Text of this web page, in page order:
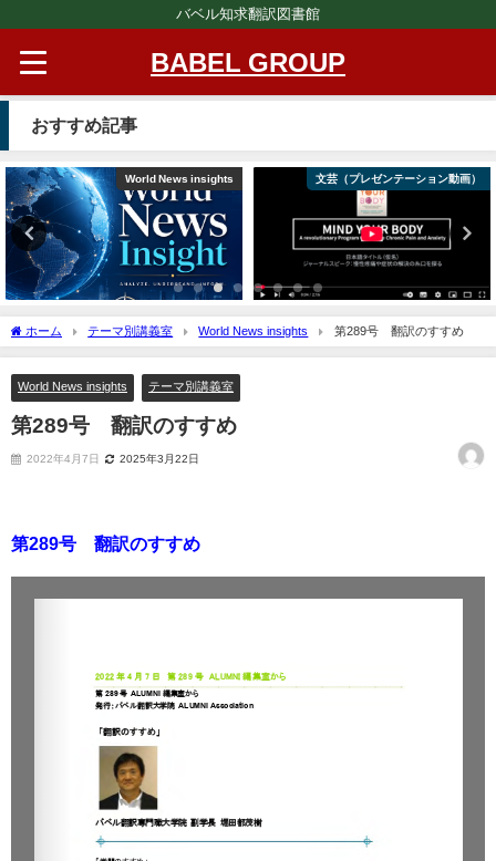
バベル知求翻訳図書館
BABEL GROUP
おすすめ記事
World News insights 文芸（プレゼンテーション動画）
ホーム テーマ別講義室 World News insights 第289号 翻訳のすすめ
World News insights テーマ別講義室
第289号 翻訳のすすめ
2022年4月7日 2025年3月22日
第289号 翻訳のすすめ